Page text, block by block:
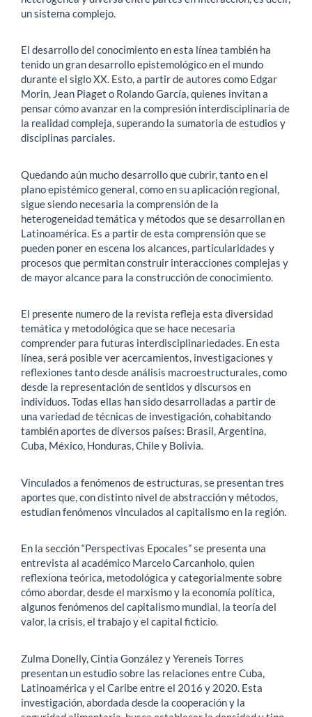
un sistema complejo.
El desarrollo del conocimiento en esta línea también ha
tenido un gran desarrollo epistemológico en el mundo
durante el siglo XX. Esto, a partir de autores como Edgar
Morin, Jean Piaget o Rolando García, quienes invitan a
pensar cómo avanzar en la compresión interdisciplinaria de
la realidad compleja, superando la sumatoria de estudios y
disciplinas parciales.
Quedando aún mucho desarrollo que cubrir, tanto en el
plano epistémico general, como en su aplicación regional,
sigue siendo necesaria la comprensión de la
heterogeneidad temática y métodos que se desarrollan en
Latinoamérica. Es a partir de esta comprensión que se
pueden poner en escena los alcances, particularidades y
procesos que permitan construir interacciones complejas y
de mayor alcance para la construcción de conocimiento.
El presente numero de la revista refleja esta diversidad
temática y metodológica que se hace necesaria
comprender para futuras interdisciplinariedades. En esta
línea, será posible ver acercamientos, investigaciones y
reflexiones tanto desde análisis macroestructurales, como
desde la representación de sentidos y discursos en
individuos. Todas ellas han sido desarrolladas a partir de
una variedad de técnicas de investigación, cohabitando
también aportes de diversos países: Brasil, Argentina,
Cuba, México, Honduras, Chile y Bolivia.
Vinculados a fenómenos de estructuras, se presentan tres
aportes que, con distinto nivel de abstracción y métodos,
estudian fenómenos vinculados al capitalismo en la región.
En la sección “Perspectivas Epocales” se presenta una
entrevista al académico Marcelo Carcanholo, quien
reflexiona teórica, metodológica y categorialmente sobre
cómo abordar, desde el marxismo y la economía política,
algunos fenómenos del capitalismo mundial, la teoría del
valor, la crisis, el trabajo y el capital ficticio.
Zulma Donelly, Cintia González y Yereneis Torres
presentan un estudio sobre las relaciones entre Cuba,
Latinoamérica y el Caribe entre el 2016 y 2020. Esta
investigación, abordada desde la cooperación y la